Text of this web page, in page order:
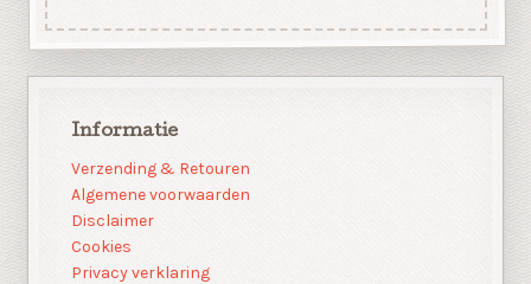
Informatie
Verzending & Retouren
Algemene voorwaarden
Disclaimer
Cookies
Privacy verklaring